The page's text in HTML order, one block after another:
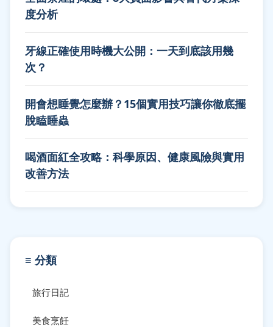
度分析
牙線正確使用時機大公開：一天到底該用幾
次？
開會想睡覺怎麼辦？15個實用技巧讓你徹底擺
脫瞌睡蟲
喝酒面紅全攻略：科學原因、健康風險與實用
改善方法
≡ 分類
旅行日記
美食烹飪